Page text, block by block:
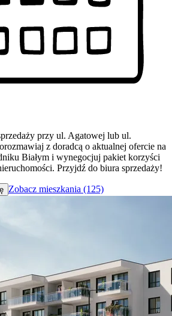
przy ul. Agatowej lub ul.
z doradcą o aktualnej ofercie na
Białym i wynegocjuj pakiet korzyści
Przyjdź do biura sprzedaży!
Zobacz mieszkania (125)